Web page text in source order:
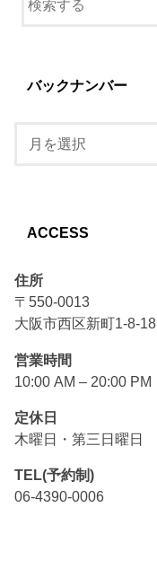
バックナンバー
ACCESS
住所
〒550-0013
大阪市西区新町1-8-18
営業時間
10:00 AM – 20:00 PM
定休日
木曜日・第三日曜日
TEL(予約制)
06-4390-0006